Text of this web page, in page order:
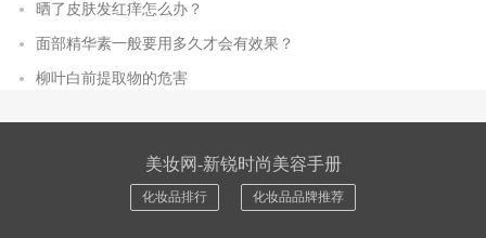
晒了皮肤发红痒怎么办？
面部精华素一般要用多久才会有效果？
柳叶白前提取物的危害
美妆网-新锐时尚美容手册
化妆品排行 化妆品品牌推荐